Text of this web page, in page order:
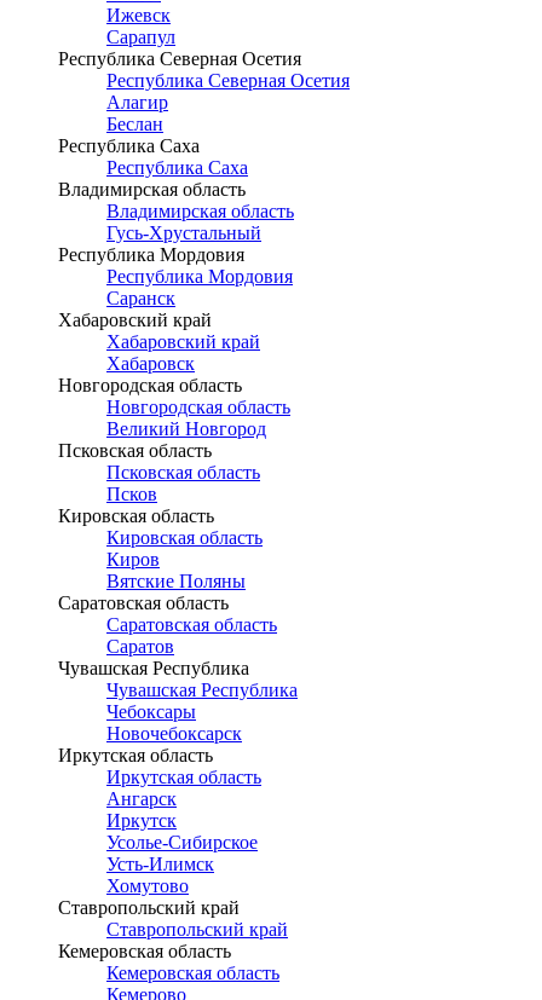
Ижевск
Сарапул
Республика Северная Осетия
Республика Северная Осетия
Алагир
Беслан
Республика Саха
Республика Саха
Владимирская область
Владимирская область
Гусь-Хрустальный
Республика Мордовия
Республика Мордовия
Саранск
Хабаровский край
Хабаровский край
Хабаровск
Новгородская область
Новгородская область
Великий Новгород
Псковская область
Псковская область
Псков
Кировская область
Кировская область
Киров
Вятские Поляны
Саратовская область
Саратовская область
Саратов
Чувашская Республика
Чувашская Республика
Чебоксары
Новочебоксарск
Иркутская область
Иркутская область
Ангарск
Иркутск
Усолье-Сибирское
Усть-Илимск
Хомутово
Ставропольский край
Ставропольский край
Кемеровская область
Кемеровская область
Кемерово